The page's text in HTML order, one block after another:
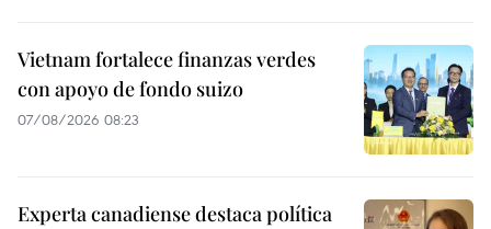
Vietnam fortalece finanzas verdes
con apoyo de fondo suizo
07/08/2026 08:23
Experta canadiense destaca política